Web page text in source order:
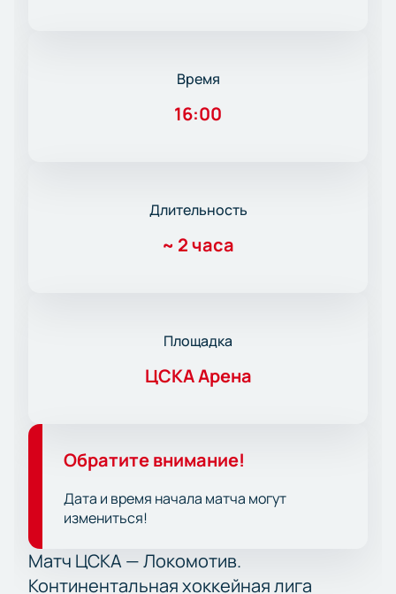
Время
16:00
Длительность
~ 2 часа
Площадка
ЦСКА Арена
Обратите внимание!
Дата и время начала матча могут
измениться!
Матч ЦСКА — Локомотив.
Континентальная хоккейная лига